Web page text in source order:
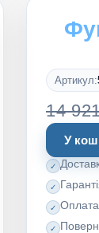
Артикул:
14
У